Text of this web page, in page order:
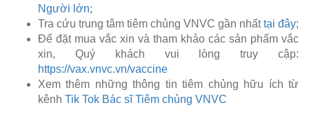
Người lớn;
Tra cứu trung tâm tiêm chủng VNVC gần nhấttại đây;
Để đặt mua vắc xin và tham khảo các sản phẩm vắc
xin, Quý khách vui lòng truy cập:
https://vax.vnvc.vn/vaccine
Xem thêm những thông tin tiêm chủng hữu ích từ
kênh Tik Tok Bác sĩ Tiêm chủng VNVC